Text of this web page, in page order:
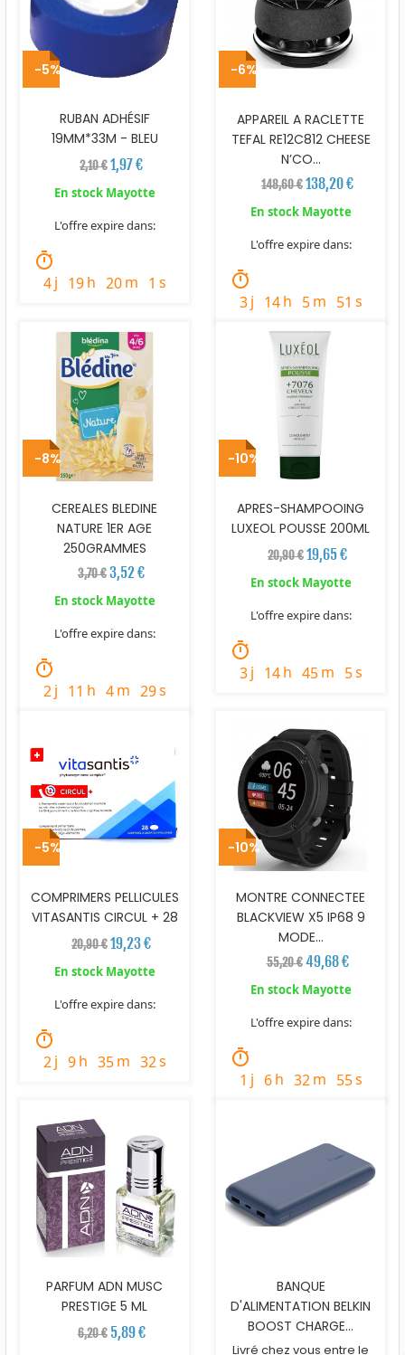
RUBAN ADHÉSIF
19MM*33M - BLEU
2,10 €1,97 €
En stock Mayotte
L'offre expire dans:
timer
4j 19h 20m 0 s
APPAREIL A RACLETTE
TEFAL RE12C812 CHEESE
N’CO...
148,60 €138,20 €
En stock Mayotte
L'offre expire dans:
timer
3j 14h 5m 50 s
-5%
CEREALES BLEDINE
NATURE 1ER AGE
250GRAMMES
3,70 €3,52 €
En stock Mayotte
L'offre expire dans:
timer
2j 11 h 4m 28s
-6%
APRES-SHAMPOOING
LUXEOL POUSSE 200ML
20,90 €19,65 €
En stock Mayotte
L'offre expire dans:
timer
3j 14h 45m 4s
-8%
COMPRIMERS PELLICULES
VITASANTIS CIRCUL + 28
20,90 €19,23 €
En stock Mayotte
L'offre expire dans:
timer
2j 9h 35m 31s
-10%
MONTRE CONNECTEE
BLACKVIEW X5 IP68 9
MODE...
55,20 € 49,68 €
En stock Mayotte
L'offre expire dans:
timer
1 j 6h 32m 54s
-5%
PARFUM ADN MUSC
PRESTIGE 5 ML
6,20 € 5,89 €
-10%
BANQUE
D'ALIMENTATION BELKIN
BOOST CHARGE...
Livré chez vous entre le